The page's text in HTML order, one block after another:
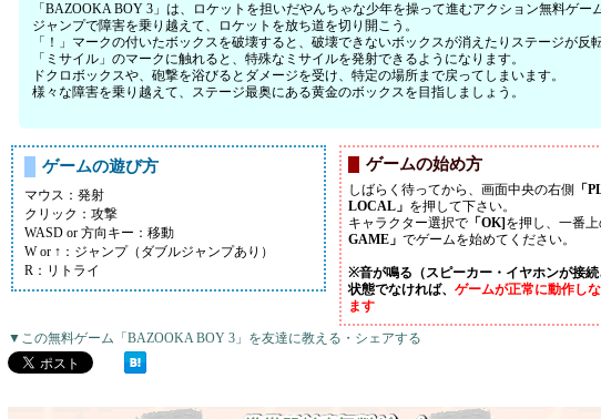
「BAZOOKA BOY 3」は、ロケットを担いだやんちゃな少年を操って進むアクション無料ゲー
ジャンプで障害を乗り越えて、ロケットを放ち道を切り開こう。
「！」マークの付いたボックスを破壊すると、破壊できないボックスが消えたりステージが反
「ミサイル」のマークに触れると、特殊なミサイルを発射できるようになります。
ドクロボックスや、砲撃を浴びるとダメージを受け、特定の場所まで戻ってしまいます。
様々な障害を乗り越えて、ステージ最奥にある黄金のボックスを目指しましょう。
ゲームの遊び方
マウス：発射
クリック：攻撃
WASD or 方向キー：移動
W or ↑：ジャンプ（ダブルジャンプあり）
R：リトライ
ゲームの始め方
しばらく待ってから、画面中央の右側
「
LOCAL」 を押して下さい。
キャラクター選択で 「OK] を押し、一番
GAME」 でゲームを始めてください。
※音が鳴る（スピーカー・イヤホンが接続
状態でなければ、 ゲームが正常に動作し
ます
▼この無料ゲーム「BAZOOKA BOY 3」を友達に教える・シェアする